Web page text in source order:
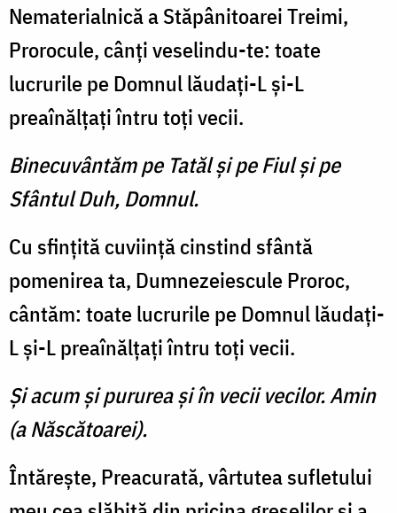
Nematerialnică a Stăpânitoarei Treimi,
Prorocule, cânţi veselindu-te: toate
lucrurile pe Domnul lăudaţi-L şi-L
preaînălţaţi întru toţi vecii.
Binecuvântăm pe Tatăl şi pe Fiul şi pe
Sfântul Duh, Domnul.
Cu sfinţită cuviinţă cinstind sfântă
pomenirea ta, Dumnezeiescule Proroc,
cântăm: toate lucrurile pe Domnul lăudaţi-
L şi-L preaînălţaţi întru toţi vecii.
Şi acum şi pururea şi în vecii vecilor. Amin
(a Născătoarei).
Întăreşte, Preacurată, vârtutea sufletului